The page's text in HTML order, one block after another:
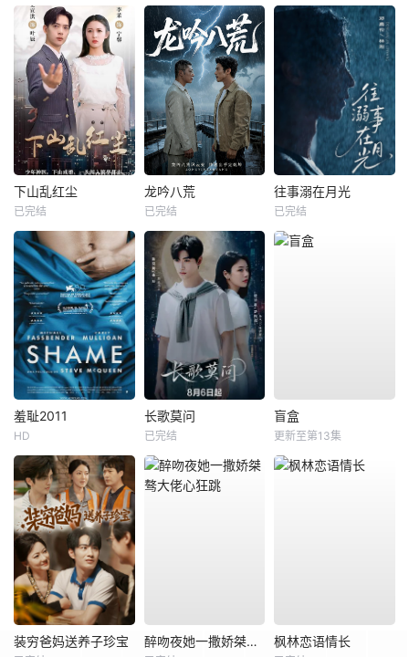
下山乱红尘
已完结
龙吟八荒
已完结
往事溺在月光
已完结
羞耻2011
HD
长歌莫问
已完结
盲盒
更新至第13集
装穷爸妈送养子珍宝 醉吻夜她一撒娇桀骜大佬心狂跳 枫林恋语情长